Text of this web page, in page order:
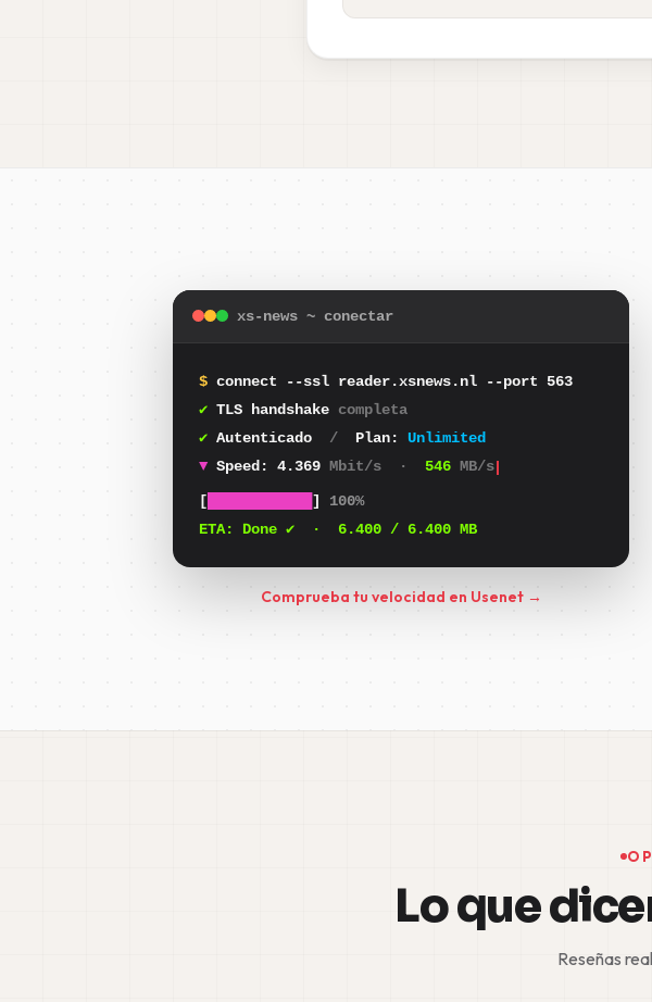
xs-news ~ conectar
$ connect --ssl reader.xsnews.nl --port 563
✔ TLS handshake completa
✔ Autenticado / Plan: Unlimited
▼ Speed: 4.099 Mbit/s · 512 MB/s
[
] 100%
ETA: Done ✔ · 6.400 / 6.400 MB
Comprueba tu velocidad en Usenet →
Lo que
Reseñas